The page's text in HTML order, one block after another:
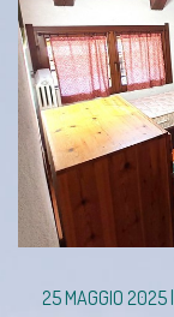
25 MAGGIO 2025 |